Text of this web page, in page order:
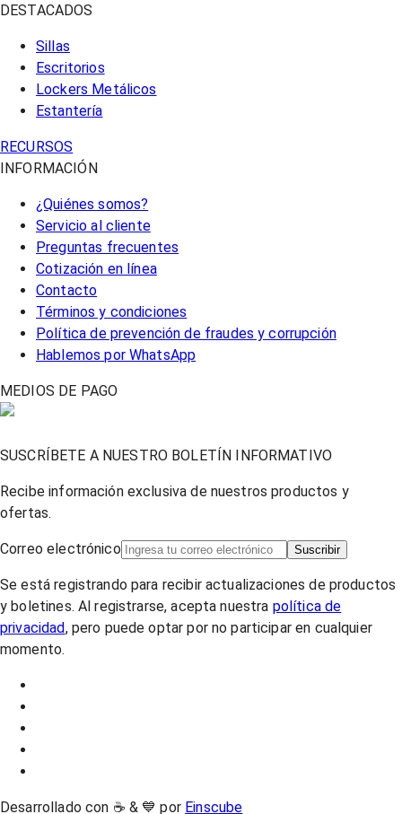
DESTACADOS
Sillas
Escritorios
Lockers Metálicos
Estantería
RECURSOS
INFORMACIÓN
¿Quiénes somos?
Servicio al cliente
Preguntas frecuentes
Cotización en línea
Contacto
Términos y condiciones
Política de prevención de fraudes y corrupción
Hablemos por WhatsApp
MEDIOS DE PAGO
SUSCRÍBETE A NUESTRO BOLETÍN INFORMATIVO
Recibe información exclusiva de nuestros productos y
ofertas.
Correo electrónico Suscribir
Se está registrando para recibir actualizaciones de productos
y boletines. Al registrarse, acepta nuestra política de
privacidad, pero puede optar por no participar en cualquier
momento.
Desarrollado con ☕ & 💙 por Einscube